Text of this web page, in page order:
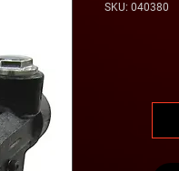
SKU: 040380